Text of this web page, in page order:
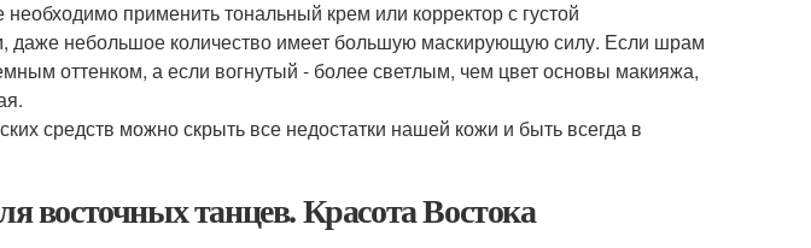
применить тональный крем или корректор с густой
даже небольшое количество имеет большую маскирующую силу. Если шрам
оттенком, а если вогнутый - более светлым, чем цвет основы макияжа,
средств можно скрыть все недостатки нашей кожи и быть всегда в
восточных танцев. Красота Востока